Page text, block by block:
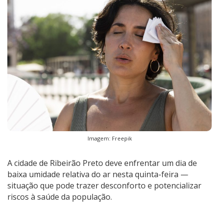
Imagem: Freepik
A cidade de Ribeirão Preto deve enfrentar um dia de
baixa umidade relativa do ar nesta quinta-feira —
situação que pode trazer desconforto e potencializar
riscos à saúde da população.